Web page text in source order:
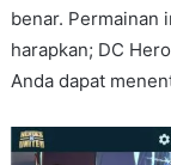
benar. Permainan
harapkan; DC
Anda dapat